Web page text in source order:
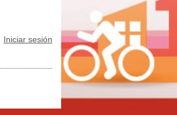
Iniciar sesión